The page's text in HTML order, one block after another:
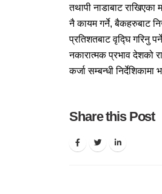
तथापी नाडाबाट
नै कायम गर्ने, बैकहरुबाट
प्रतिशतबाट वृद्घि गरिनु
नकारात्मक प्रभाव देशको
कर्जा सम्बन्धी
Share this Post